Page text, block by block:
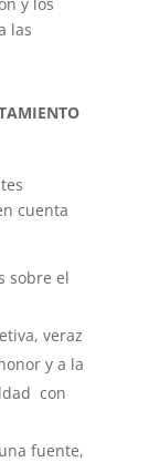
las
cuenta
sobre el
veraz
y a la
con
fuente,